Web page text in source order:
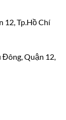
12, Tp.Hồ Chí
Đông, Quận 12,